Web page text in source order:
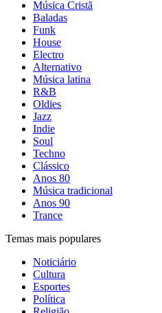
Música Cristã
Baladas
Funk
House
Electro
Alternativo
Música latina
R&B
Oldies
Jazz
Indie
Soul
Techno
Clássico
Anos 80
Música tradicional
Anos 90
Trance
Temas mais populares
Noticiário
Cultura
Esportes
Política